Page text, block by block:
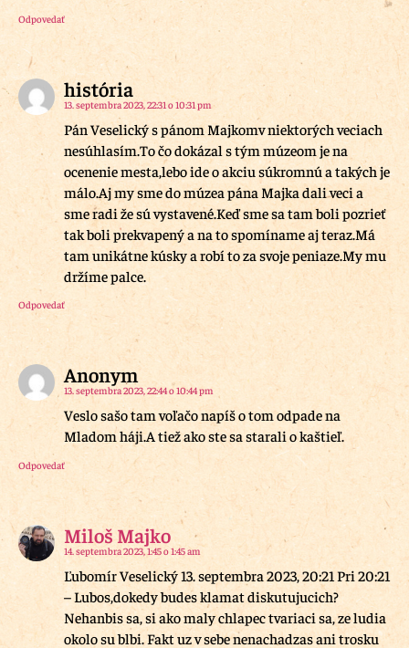
Odpovedať
história
13. septembra 2023, 22:31 o 10:31 pm
Pán Veselický s pánom Majkomv niektorých veciach
nesúhlasím.To čo dokázal s tým múzeom je na
ocenenie mesta,lebo ide o akciu súkromnú a takých je
málo.Aj my sme do múzea pána Majka dali veci a
sme radi že sú vystavené.Keď sme sa tam boli pozrieť
tak boli prekvapený a na to spomíname aj teraz.Má
tam unikátne kúsky a robí to za svoje peniaze.My mu
držíme palce.
Odpovedať
Anonym
13. septembra 2023, 22:44 o 10:44 pm
Veslo sašo tam voľačo napíš o tom odpade na
Mladom háji.A tiež ako ste sa starali o kaštieľ.
Odpovedať
Miloš Majko
14. septembra 2023, 1:45 o 1:45 am
Ľubomír Veselický 13. septembra 2023, 20:21 Pri 20:21
– Lubos,dokedy budes klamat diskutujucich?
Nehanbis sa, si ako maly chlapec tvariaci sa, ze ludia
okolo su blbi. Fakt uz v sebe nenachadzas ani trosku